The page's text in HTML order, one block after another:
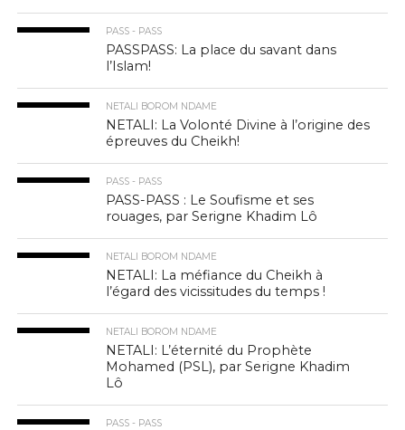
PASS - PASS
PASSPASS: La place du savant dans
l’Islam!
NETALI BOROM NDAME
NETALI: La Volonté Divine à l’origine des
épreuves du Cheikh!
PASS - PASS
PASS-PASS : Le Soufisme et ses
rouages, par Serigne Khadim Lô
NETALI BOROM NDAME
NETALI: La méfiance du Cheikh à
l’égard des vicissitudes du temps !
NETALI BOROM NDAME
NETALI: L’éternité du Prophète
Mohamed (PSL), par Serigne Khadim
Lô
PASS - PASS